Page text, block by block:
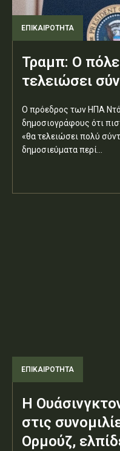
ΕΠΙΚΑΙΡΟΤΗΤΑ
Τραμπ: Ο
τελειώσει
Ο πρόεδρος των ΗΠΑ
δημοσιογράφους ότι
«θα τελειώσει πολύ σύντομα».
δημοσιεύματα περί...
ΕΠΙΚΑΙΡΟΤΗΤΑ
Η
στις
Ορμούζ,